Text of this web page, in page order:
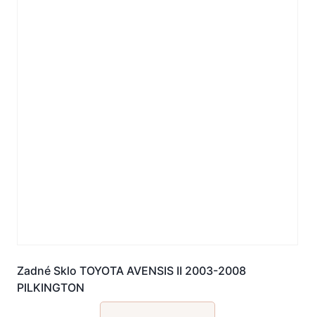
Zadné Sklo TOYOTA AVENSIS II 2003-2008
PILKINGTON